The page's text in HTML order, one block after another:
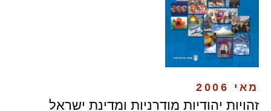
מאי 2006
זהויות יהודיות מודרניות ומדינת ישראל